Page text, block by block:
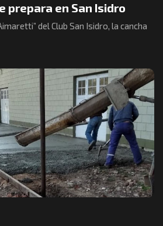
prepara en San Isidro
del Club San Isidro, la cancha